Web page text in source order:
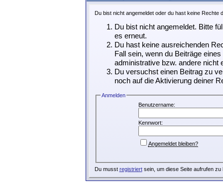
Du bist nicht angemeldet oder du hast keine Rechte
Du bist nicht angemeldet. Bitte
es erneut.
Du hast keine ausreichenden
Fall sein, wenn du Beiträge
administrative bzw. andere nicht
Du versuchst einen Beitrag zu
noch auf die Aktivierung deiner
Anmelden
Benutzername:
Kennwort:
Angemeldet bleiben?
Du musst registriertsein, um diese Seite aufrufen zu